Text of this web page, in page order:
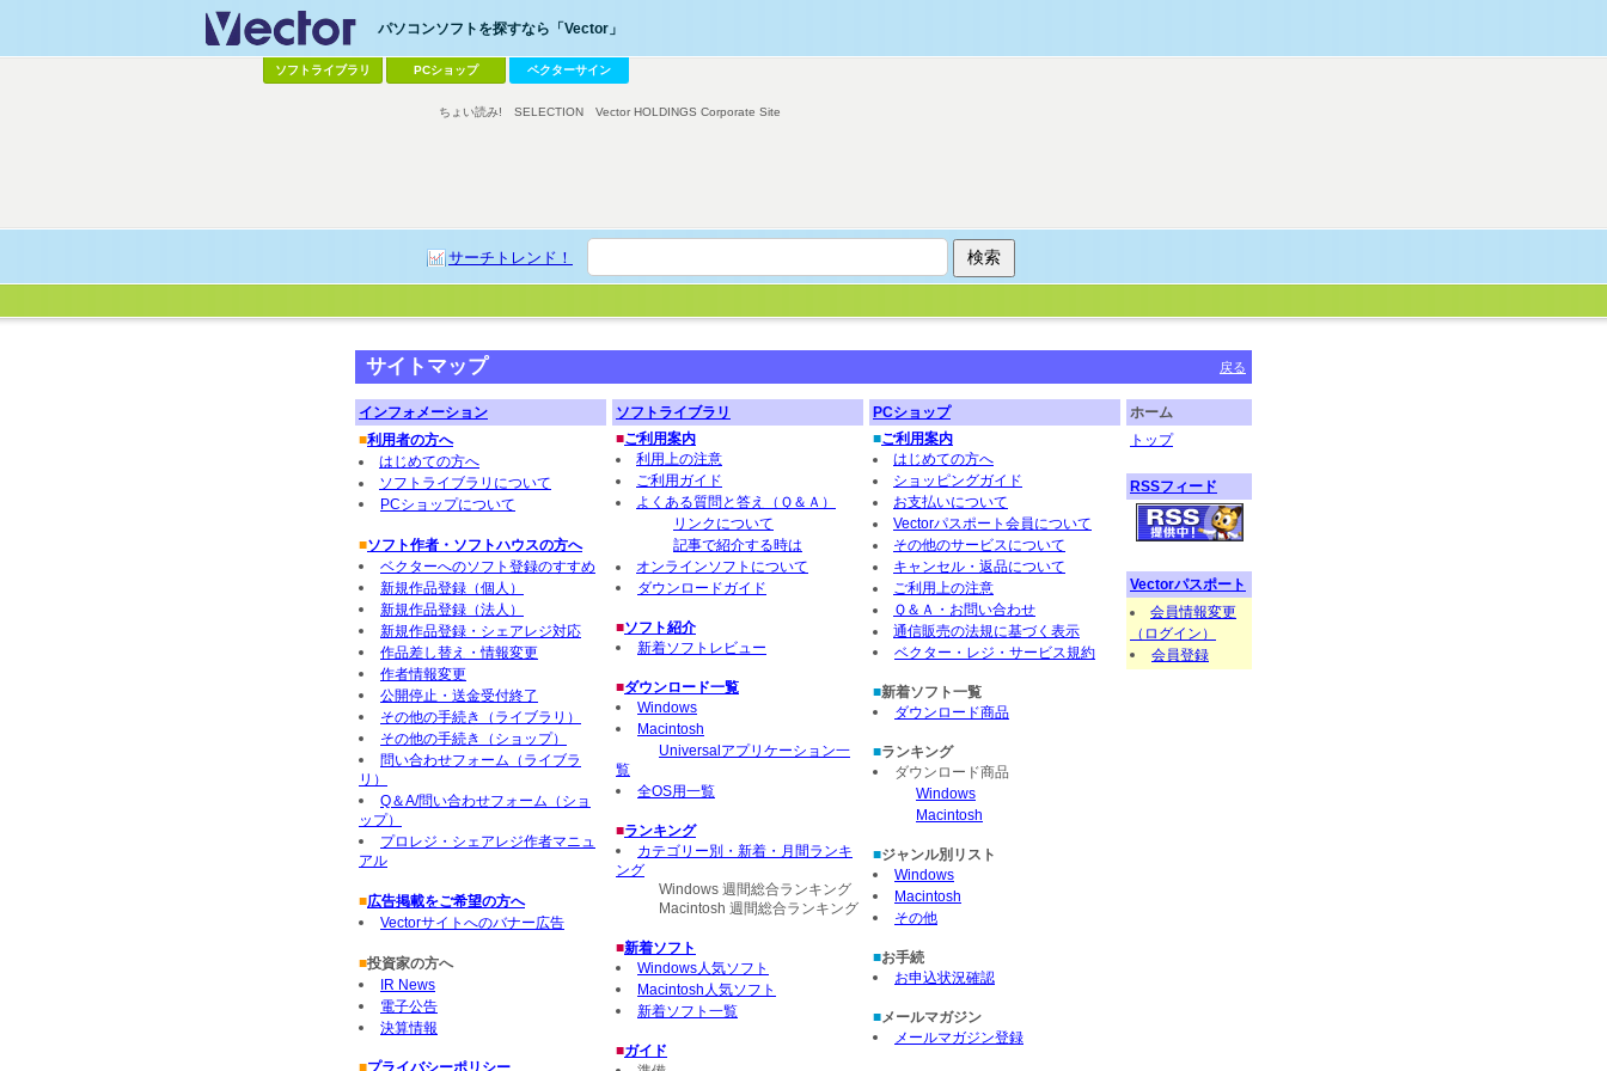
パソコンソフトを探すなら「Vector」
ソフトライブラリ PCショップ ベクターサイン
サーチトレンド！
ちょい読み! SELECTION Vector HOLDINGS Corporate Site
サイトマップ 戻る
インフォメーション
■利用者の方へ
はじめての方へ
ソフトライブラリについて
PCショップについて
■ソフト作者・ソフトハウスの方へ
ベクターへのソフト登録のすすめ
新規作品登録（個人）
新規作品登録（法人）
新規作品登録・シェアレジ対応
作品差し替え・情報変更
作者情報変更
公開停止・送金受付終了
その他の手続き（ライブラリ）
その他の手続き（ショップ）
問い合わせフォーム（ライブラ
リ）
Q＆A/問い合わせフォーム（ショ
ップ）
プロレジ・シェアレジ作者マニュ
アル
■広告掲載をご希望の方へ
Vectorサイトへのバナー広告
■投資家の方へ
IR News
電子公告
決算情報
■プライバシーポリシー
ソフトライブラリ
■ご利用案内
利用上の注意
ご利用ガイド
よくある質問と答え（Ｑ＆Ａ）
リンクについて
記事で紹介する時は
オンラインソフトについて
ダウンロードガイド
■ソフト紹介
新着ソフトレビュー
■ダウンロード一覧
Windows
Macintosh
Universalアプリケーション一
覧
全OS用一覧
■ランキング
カテゴリー別・新着・月間ランキ
ング
Windows 週間総合ランキング
Macintosh 週間総合ランキング
■新着ソフト
Windows人気ソフト
Macintosh人気ソフト
新着ソフト一覧
■ガイド
PCショップ
■ご利用案内
はじめての方へ
ショッピングガイド
お支払いについて
Vectorパスポート会員について
その他のサービスについて
キャンセル・返品について
ご利用上の注意
Ｑ＆Ａ・お問い合わせ
通信販売の法規に基づく表示
ベクター・レジ・サービス規約
■新着ソフト一覧
ダウンロード商品
■ランキング
ダウンロード商品
Windows
Macintosh
■ジャンル別リスト
Windows
Macintosh
その他
■お手続
お申込状況確認
■メールマガジン
メールマガジン登録
ホーム
トップ
RSSフィード
Vectorパスポート
会員情報変更
（ログイン）
会員登録